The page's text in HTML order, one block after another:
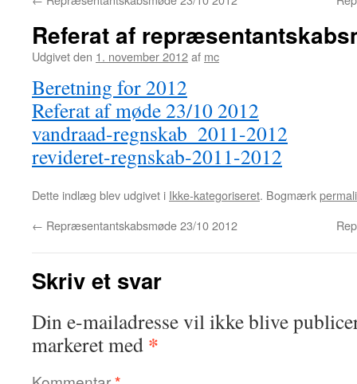
Referat af
Udgivet den 1. november 2012af mc
Beretning for 2012
Referat af møde 23/10 2012
vandraad-regnskab_2011-2012
revideret-regnskab-2011-2012
Dette indlæg blev udgivet i Ikke-kategoriseret. Bogmærk
← Repræsentantskabsmøde 23/10 2012
Skriv et svar
Din e-mailadresse vil ikke blive
markeret med *